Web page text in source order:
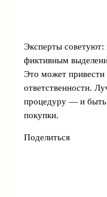
Эксперты советуют:
фиктивным
Это может привести
ответственности.
процедуру — и быть
покупки.
Поделиться